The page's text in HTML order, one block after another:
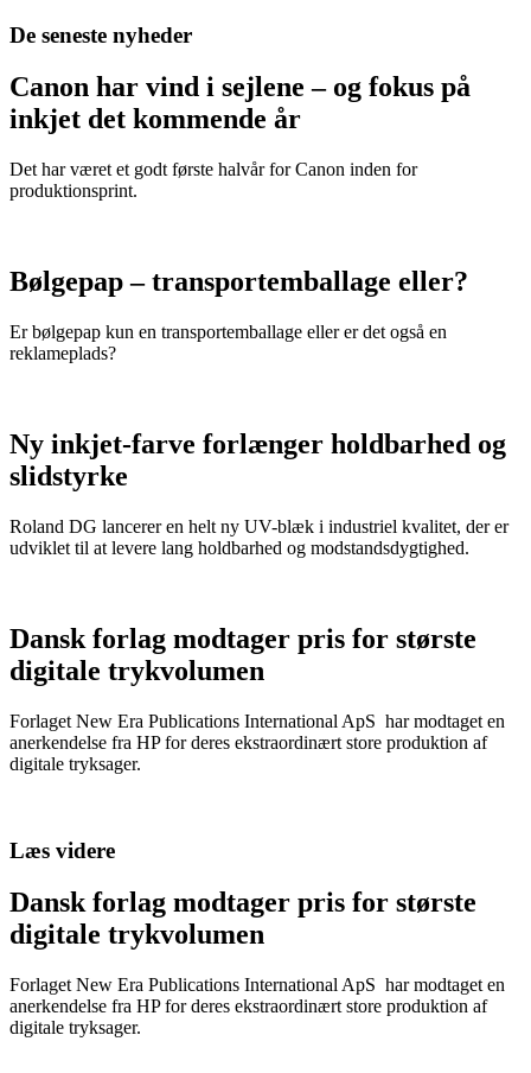
De seneste nyheder
Canon har vind i sejlene – og fokus på
inkjet det kommende år
Det har været et godt første halvår for Canon inden for
produktionsprint.
Bølgepap – transportemballage eller?
Er bølgepap kun en transportemballage eller er det også en
reklameplads?
Ny inkjet-farve forlænger holdbarhed og
slidstyrke
Roland DG lancerer en helt ny UV-blæk i industriel kvalitet, der er
udviklet til at levere lang holdbarhed og modstandsdygtighed.
Dansk forlag modtager pris for største
digitale trykvolumen
Forlaget New Era Publications International ApS har modtaget en
anerkendelse fra HP for deres ekstraordinært store produktion af
digitale tryksager.
Læs videre
Dansk forlag modtager pris for største
digitale trykvolumen
Forlaget New Era Publications International ApS har modtaget en
anerkendelse fra HP for deres ekstraordinært store produktion af
digitale tryksager.